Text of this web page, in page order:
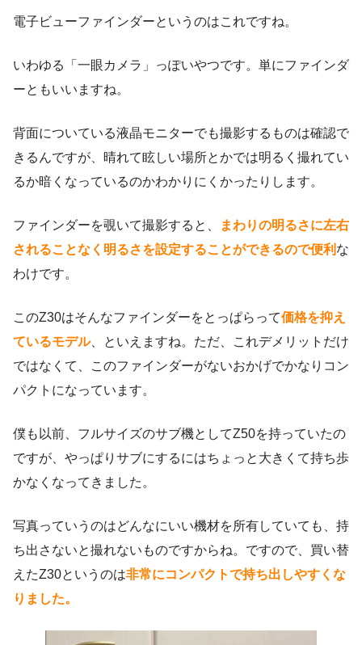
電子ビューファインダーというのはこれですね。
いわゆる「一眼カメラ」っぽいやつです。単にファインダ
ーともいいますね。
背面についている液晶モニターでも撮影するものは確認で
きるんですが、晴れて眩しい場所とかでは明るく撮れてい
るか暗くなっているのかわかりにくかったりします。
ファインダーを覗いて撮影すると、
まわりの明るさに左右
されることなく明るさを設定することができるので便利 な
わけです。
このZ30はそんなファインダーをとっぱらって価格を抑え
ているモデル、といえますね。ただ、これデメリットだけ
ではなくて、このファインダーがないおかげでかなりコン
パクトになっています。
僕も以前、フルサイズのサブ機としてZ50を持っていたの
ですが、やっぱりサブにするにはちょっと大きくて持ち歩
かなくなってきました。
写真っていうのはどんなにいい機材を所有していても、持
ち出さないと撮れないものですからね。ですので、買い替
えたZ30というのは非常にコンパクトで持ち出しやすくな
りました。